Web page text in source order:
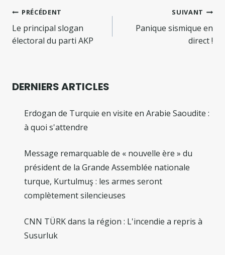
Navigation
de
l’article
PRÉCÉDENT
Le principal slogan
électoral du parti AKP
SUIVANT
Panique sismique en
direct !
DERNIERS ARTICLES
Erdogan de Turquie en visite en Arabie Saoudite :
à quoi s'attendre
Message remarquable de « nouvelle ère » du
président de la Grande Assemblée nationale
turque, Kurtulmuş : les armes seront
complètement silencieuses
CNN TÜRK dans la région : L'incendie a repris à
Susurluk